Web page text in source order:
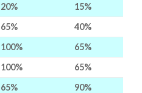
20%
15%
65%
40%
100%
65%
100%
65%
65%
90%